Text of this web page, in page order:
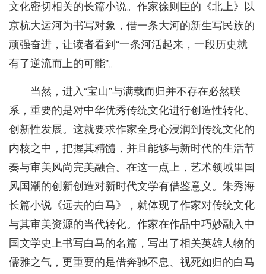
文化密切相关的长篇小说。作家徐则臣的《北上》以
京杭大运河为书写对象，借一条大河的新生写民族的
顽强奋进，让读者看到“一条河活起来，一段历史就
有了逆流而上的可能”。
当然，进入“宝山”与满载而归并不存在必然联
系，重要的是对中华优秀传统文化进行创造性转化、
创新性发展。这就要求作家全身心浸润到传统文化的
内核之中，把握其精髓，并且能够与新时代的生活节
奏与审美风尚完美融合。在这一点上，艺术领域里国
风国潮的创新创造对新时代文学有借鉴意义。朱秀海
长篇小说《远去的白马》，就体现了作家对传统文化
与其审美资源的当代转化。作家在作品中巧妙融入中
国文学史上书写白马的名篇，写出了相关英雄人物的
儒雅之气，更重要的是借奔驰不息、视死如归的白马